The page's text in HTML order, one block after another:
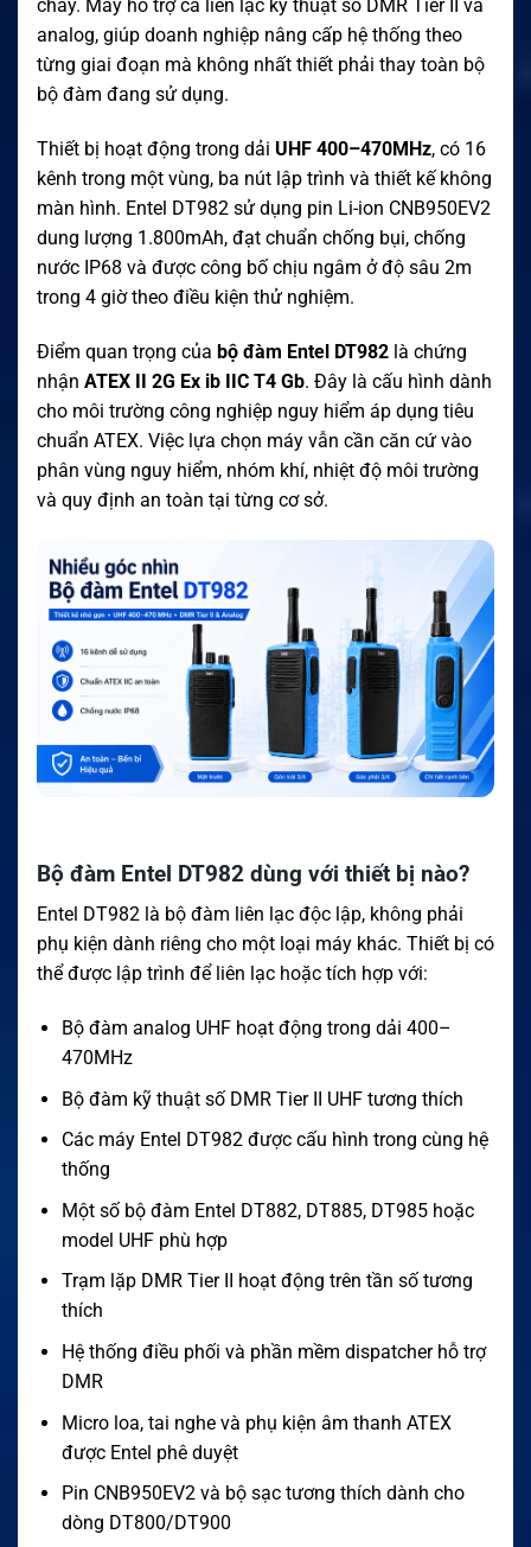
cháy. Máy hỗ trợ cả liên lạc kỹ thuật số DMR Tier II và
analog, giúp doanh nghiệp nâng cấp hệ thống theo
từng giai đoạn mà không nhất thiết phải thay toàn bộ
bộ đàm đang sử dụng.
Thiết bị hoạt động trong dải UHF 400–470MHz, có 16
kênh trong một vùng, ba nút lập trình và thiết kế không
màn hình. Entel DT982 sử dụng pin Li-ion CNB950EV2
dung lượng 1.800mAh, đạt chuẩn chống bụi, chống
nước IP68 và được công bố chịu ngâm ở độ sâu 2m
trong 4 giờ theo điều kiện thử nghiệm.
Điểm quan trọng của bộ đàm Entel DT982 là chứng
nhận ATEX II 2G Ex ib IIC T4 Gb. Đây là cấu hình dành
cho môi trường công nghiệp nguy hiểm áp dụng tiêu
chuẩn ATEX. Việc lựa chọn máy vẫn cần căn cứ vào
phân vùng nguy hiểm, nhóm khí, nhiệt độ môi trường
và quy định an toàn tại từng cơ sở.
Bộ đàm Entel DT982 dùng với thiết bị nào?
Entel DT982 là bộ đàm liên lạc độc lập, không phải
phụ kiện dành riêng cho một loại máy khác. Thiết bị có
thể được lập trình để liên lạc hoặc tích hợp với:
Bộ đàm analog UHF hoạt động trong dải 400–
470MHz
Bộ đàm kỹ thuật số DMR Tier II UHF tương thích
Các máy Entel DT982 được cấu hình trong cùng hệ
thống
Một số bộ đàm Entel DT882, DT885, DT985 hoặc
model UHF phù hợp
Trạm lặp DMR Tier II hoạt động trên tần số tương
thích
Hệ thống điều phối và phần mềm dispatcher hỗ trợ
DMR
Micro loa, tai nghe và phụ kiện âm thanh ATEX
được Entel phê duyệt
Pin CNB950EV2 và bộ sạc tương thích dành cho
dòng DT800/DT900